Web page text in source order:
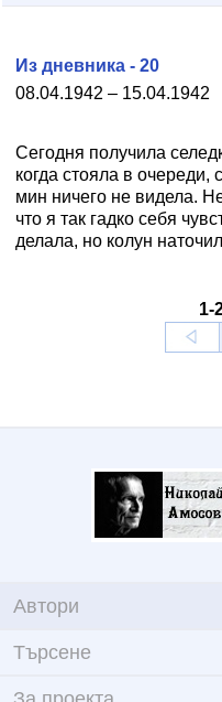
08.04.1942 – 15.04.1942
Из дневника - 20
Сегодня получила
когда стояла в очереди,
мин ничего не видела.
что я так гадко себя
делала, но колун
1-
Автори
Търсене